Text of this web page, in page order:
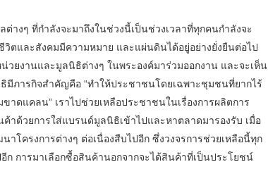
างๆ ที่กำลังจะมาถึงในช่วงนี้เป็นช่วงเวลาที่ทุกคนกำลังจะ
ตและสังคมมีความหมาย และแผ่นดินได้อยู่อย่างยั่งยืนต่อไป
ยงานและมูลนิธิต่างๆ ในพระองค์มาร่วมออกงาน และจะเห็น
ภารกิจสำคัญคือ “ทำให้ประชาชนโดยเฉพาะชุมชนที่ยากไร้
ดแคลน” เราไปช่วยเหลือประชาชนในเรื่องการผลิตการ
าด้วยการใส่แบรนด์มูลนิธิเข้าไปและหาตลาดมารองรับ เมื่อ
โครงการต่างๆ ต่อเนื่องสืบไปอีก ซึ่งวงจรการช่วยเหลือนี้ทุก
การมาเลือกซื้อสินค้านอกจากจะได้สินค้าที่เป็นประโยชน์